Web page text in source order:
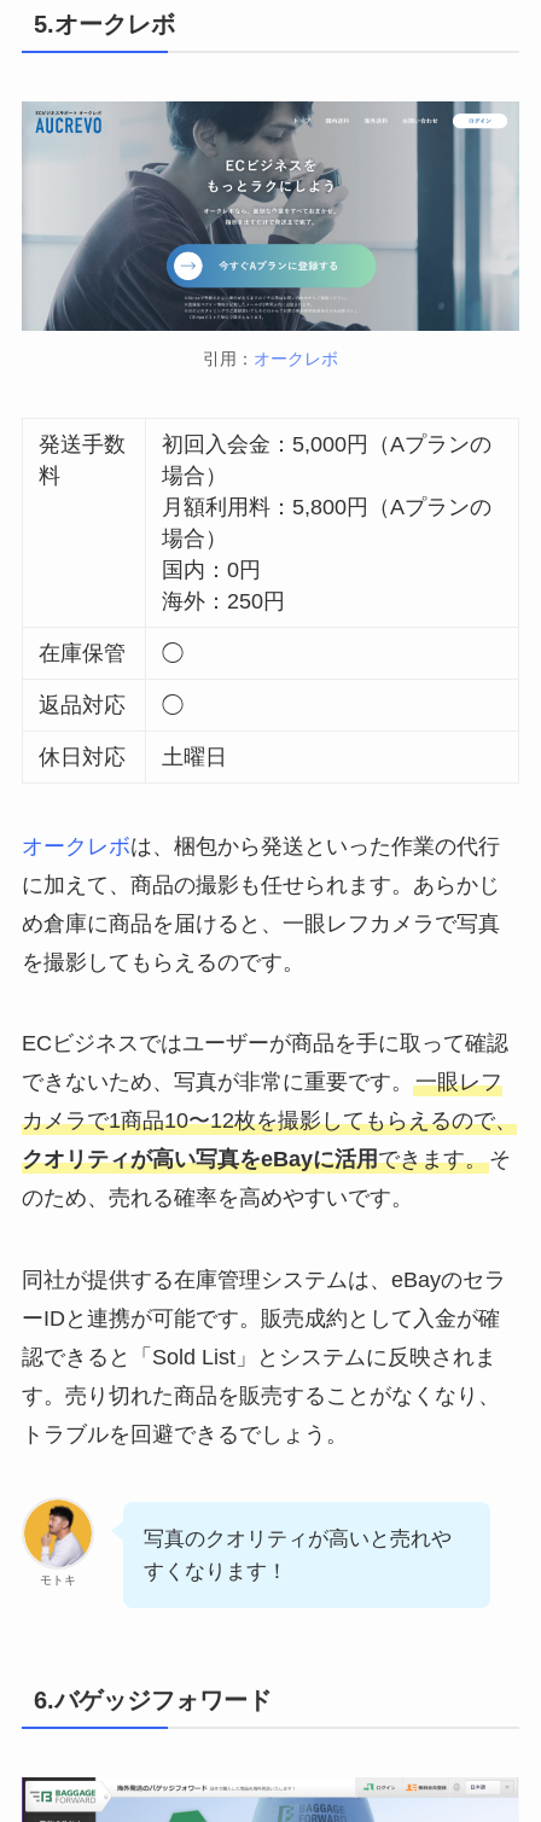
5.オークレボ
引用： オークレボ
発送手数
料
初回入会金：5,000円（Aプランの
場合）
月額利用料：5,800円（Aプランの
場合）
国内：0円
海外：250円
在庫保管 ◯
返品対応 ◯
休日対応 土曜日
オークレボは、梱包から発送といった作業の代行
に加えて、商品の撮影も任せられます。あらかじ
め倉庫に商品を届けると、一眼レフカメラで写真
を撮影してもらえるのです。
ECビジネスではユーザーが商品を手に取って確認
できないため、写真が非常に重要です。 一眼レフ
カメラで1商品10〜12枚を撮影してもらえるので、
クオリティが高い写真をeBayに活用できます。そ
のため、売れる確率を高めやすいです。
同社が提供する在庫管理システムは、eBayのセラ
ーIDと連携が可能です。販売成約として入金が確
認できると「Sold List」とシステムに反映されま
す。売り切れた商品を販売することがなくなり、
トラブルを回避できるでしょう。
モトキ
写真のクオリティが高いと売れや
すくなります！
6.バゲッジフォワード